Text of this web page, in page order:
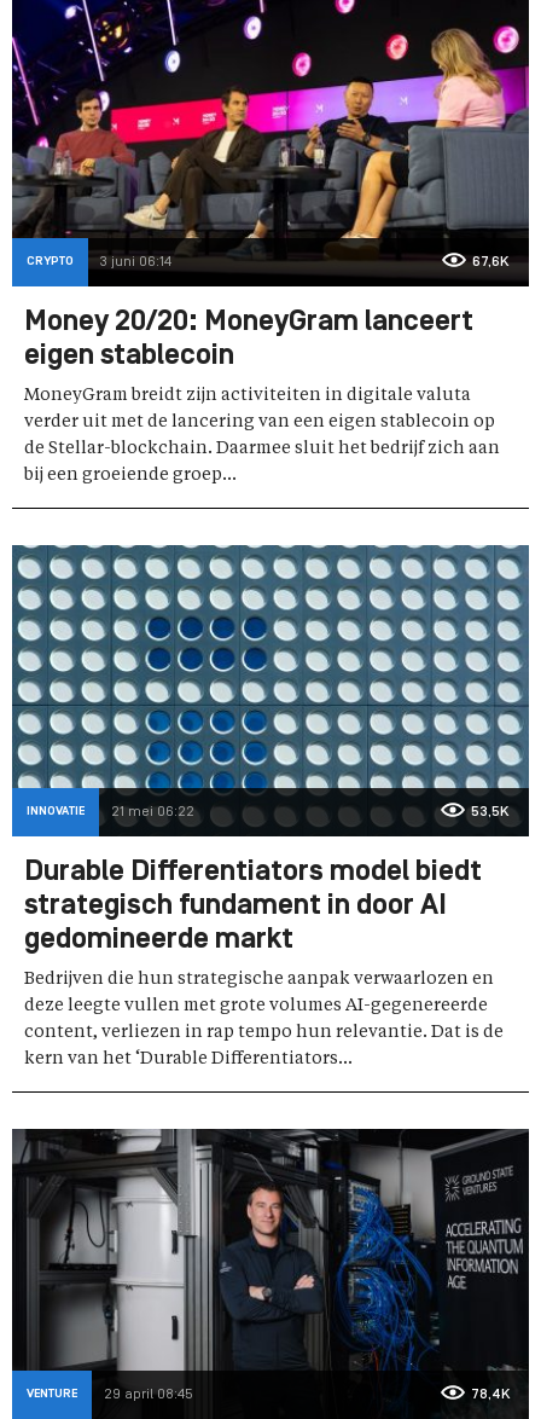
CRYPTO 3 juni 06:14 67,6K
Money 20/20: MoneyGram lanceert
eigen stablecoin
MoneyGram breidt zijn activiteiten in digitale valuta
verder uit met de lancering van een eigen stablecoin op
de Stellar-blockchain. Daarmee sluit het bedrijf zich aan
bij een groeiende groep...
INNOVATIE 21 mei 06:22 53,5K
Durable Differentiators model biedt
strategisch fundament in door AI
gedomineerde markt
Bedrijven die hun strategische aanpak verwaarlozen en
deze leegte vullen met grote volumes AI-gegenereerde
content, verliezen in rap tempo hun relevantie. Dat is de
kern van het ‘Durable Differentiators...
VENTURE 29 april 08:45 78,4K